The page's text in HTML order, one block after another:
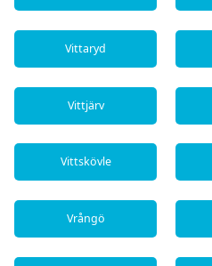
Vittaryd
Vittjärv
Vittskövle
Vrångö